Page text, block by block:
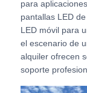
Casos
Solicitar una
Pantalla de
para
pantallas LED
LED móvil para
el escenario de
alquiler ofrecen
soporte